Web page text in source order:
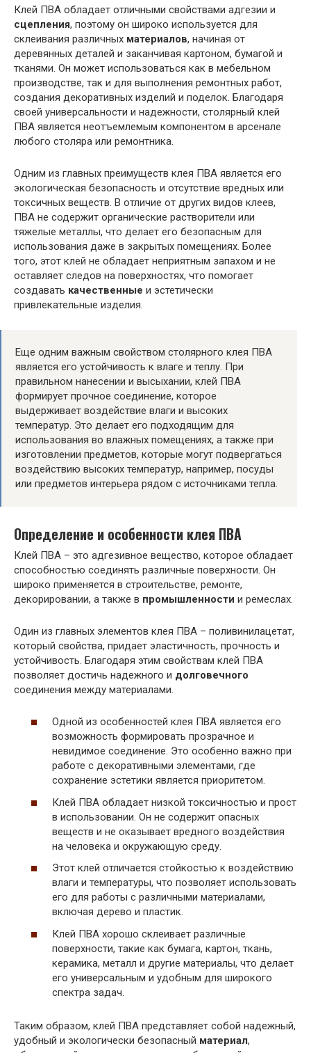
Клей ПВА обладает отличными свойствами адгезии и
сцепления, поэтому он широко используется для
склеивания различных материалов, начиная от
деревянных деталей и заканчивая картоном, бумагой и
тканями. Он может использоваться как в мебельном
производстве, так и для выполнения ремонтных работ,
создания декоративных изделий и поделок. Благодаря
своей универсальности и надежности, столярный клей
ПВА является неотъемлемым компонентом в арсенале
любого столяра или ремонтника.
Одним из главных преимуществ клея ПВА является его
экологическая безопасность и отсутствие вредных или
токсичных веществ. В отличие от других видов клеев,
ПВА не содержит органические растворители или
тяжелые металлы, что делает его безопасным для
использования даже в закрытых помещениях. Более
того, этот клей не обладает неприятным запахом и не
оставляет следов на поверхностях, что помогает
создавать качественные и эстетически
привлекательные изделия.
Еще одним важным свойством столярного клея ПВА
является его устойчивость к влаге и теплу. При
правильном нанесении и высыхании, клей ПВА
формирует прочное соединение, которое
выдерживает воздействие влаги и высоких
температур. Это делает его подходящим для
использования во влажных помещениях, а также при
изготовлении предметов, которые могут подвергаться
воздействию высоких температур, например, посуды
или предметов интерьера рядом с источниками тепла.
Определение и особенности клея ПВА
Клей ПВА – это адгезивное вещество, которое обладает
способностью соединять различные поверхности. Он
широко применяется в строительстве, ремонте,
декорировании, а также в промышленности и ремеслах.
Один из главных элементов клея ПВА – поливинилацетат,
который свойства, придает эластичность, прочность и
устойчивость. Благодаря этим свойствам клей ПВА
позволяет достичь надежного и долговечного
соединения между материалами.
Одной из особенностей клея ПВА является его
возможность формировать прозрачное и
невидимое соединение. Это особенно важно при
работе с декоративными элементами, где
сохранение эстетики является приоритетом.
Клей ПВА обладает низкой токсичностью и прост
в использовании. Он не содержит опасных
веществ и не оказывает вредного воздействия
на человека и окружающую среду.
Этот клей отличается стойкостью к воздействию
влаги и температуры, что позволяет использовать
его для работы с различными материалами,
включая дерево и пластик.
Клей ПВА хорошо склеивает различные
поверхности, такие как бумага, картон, ткань,
керамика, металл и другие материалы, что делает
его универсальным и удобным для широкого
спектра задач.
Таким образом, клей ПВА представляет собой надежный,
удобный и экологически безопасный материал,